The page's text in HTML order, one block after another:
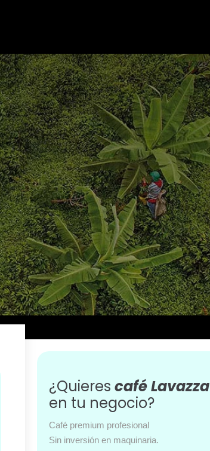
¿Quieres café Lavazza
en tu negocio?
Café premium profesional
Sin inversión en maquinaria.